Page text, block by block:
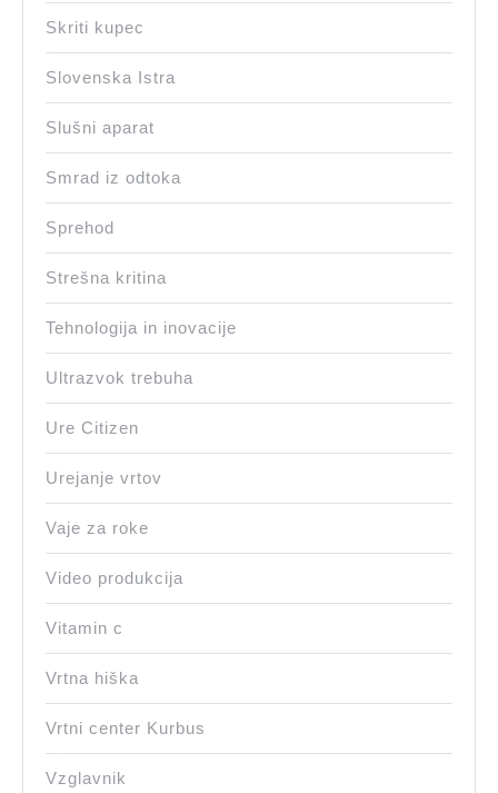
Skriti kupec
Slovenska Istra
Slušni aparat
Smrad iz odtoka
Sprehod
Strešna kritina
Tehnologija in inovacije
Ultrazvok trebuha
Ure Citizen
Urejanje vrtov
Vaje za roke
Video produkcija
Vitamin c
Vrtna hiška
Vrtni center Kurbus
Vzglavnik